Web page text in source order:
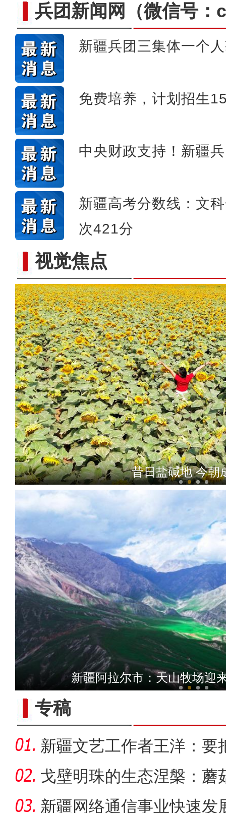
兵团新闻网 （微信号
新疆兵团三集体一个
免费培养，计划招生
中央财政支持！新疆
新疆高考分数线：文
次421分
视觉焦点【与你为邻】孟秀丽：架起
昔日盐碱地 今朝
新疆阿拉尔市的天山牧
新疆阿拉尔市：天山牧场迎
专稿
新疆文艺工作者王洋：要
多人听
戈壁明珠的生态涅槃：蘑
战
新疆网络通信事业快速发